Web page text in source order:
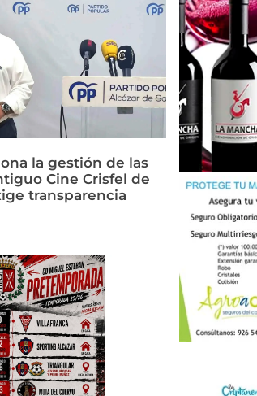
la gestión de las
Cine Crisfel de
transparencia